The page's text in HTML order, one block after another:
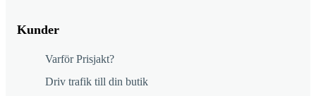
Kunder
Varför Prisjakt?
Driv trafik till din butik